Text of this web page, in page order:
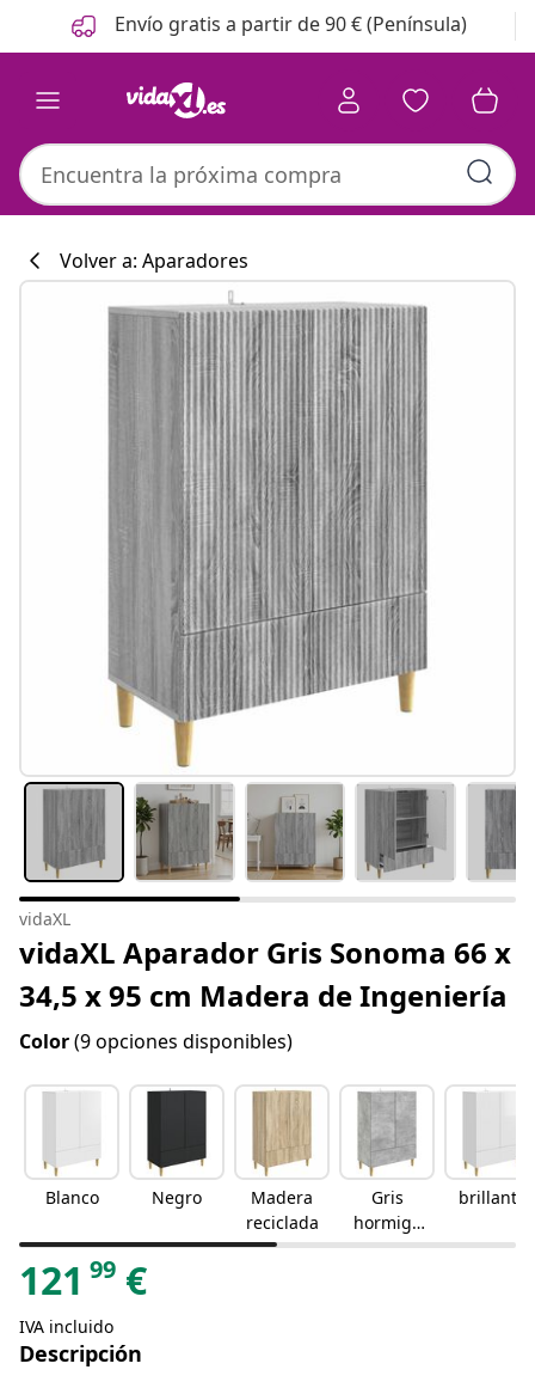
Anterior
Siguiente Envío gratis a partir de 90 € (Península)
#sharemevidaxl
Colección de
Volver a: Aparadores
vidaXL
vidaXL Aparador Gris Sonoma 66 x
34,5 x 95 cm Madera de Ingeniería
Color(9 opciones disponibles)
Blanco Negro
Madera
reciclada
Gris
hormigó
n
brillante
121 99 €
IVA incluido
Descripción